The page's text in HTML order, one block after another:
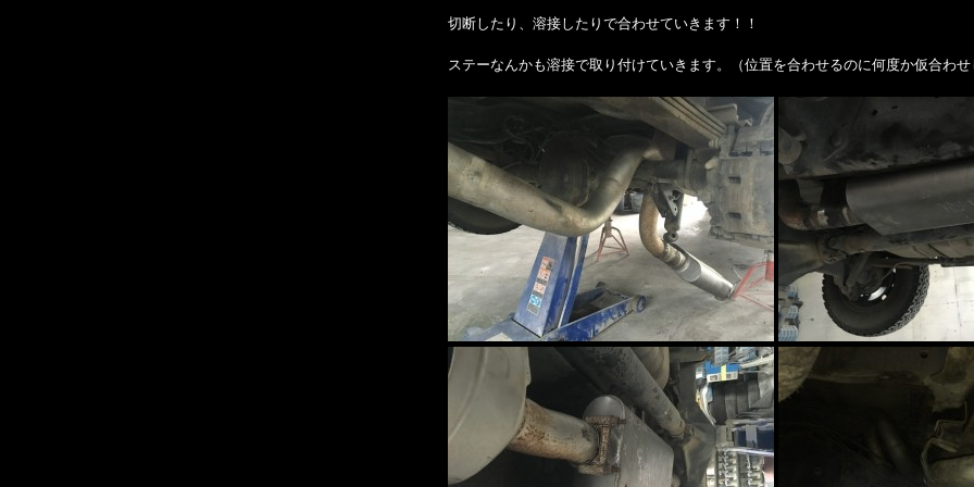
切断したり、溶接したりで合わせていきます！！
ステーなんかも溶接で取り付けていきます。（位置を合わせるのに何度か仮合わ